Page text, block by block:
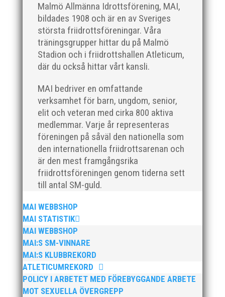
Malmö Allmänna Idrottsförening, MAI,
bildades 1908 och är en av Sveriges
största friidrottsföreningar. Våra
träningsgrupper hittar du på Malmö
Stadion och i friidrottshallen Atleticum,
där du också hittar vårt kansli.
MAI bedriver en omfattande
verksamhet för barn, ungdom, senior,
elit och veteran med cirka 800 aktiva
medlemmar. Varje år representeras
föreningen på såväl den nationella som
den internationella friidrottsarenan och
är den mest framgångsrika
friidrottsföreningen genom tiderna sett
till antal SM-guld.
MAI WEBBSHOP
MAI STATISTIK
MAI WEBBSHOP
MAI:S SM-VINNARE
MAI:S KLUBBREKORD
ATLETICUMREKORD
POLICY I ARBETET MED FÖREBYGGANDE ARBETE
MOT SEXUELLA ÖVERGREPP
Under tidig vår har vår friidrottsträning för barn i
åldrarna 7-12 år fortsatt på Rosengårdsskolan under
fredagar. Runt 15 barn har varit återkommande varje
vecka vilken är en fin ökningen sen i höstas. På
ställe i...
MAI Friidrottsskola Sommaren 2024 Missa inte
möjligheten att friidrotta under Sommarlovet V25, 26,
27 och 32 Vi anordnar MAI:s uppskattade
friidrottsskola för barn födda 2012-2018 Passa på och
anmäl idag! >> Anmälan & info, klicka här!